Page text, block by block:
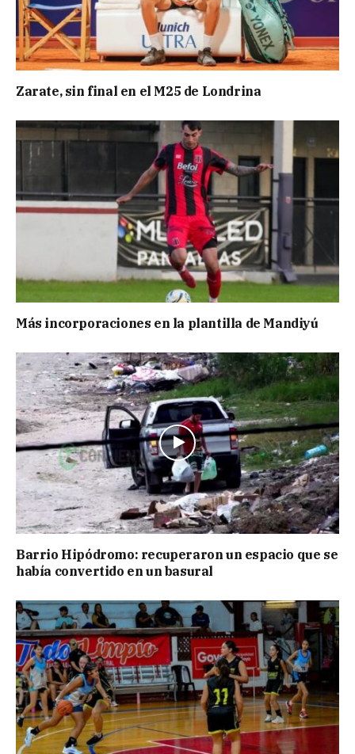
Zarate, sin final en el M25 de Londrina
Más incorporaciones en la plantilla de Mandiyú
Barrio Hipódromo: recuperaron un espacio que se
había convertido en un basural